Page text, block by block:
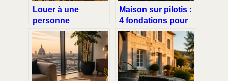
Louer à une
personne
handicapée : les
avantages concrets
pour la rentabilité et
la stabilité de votre
investissement
Maison sur pilotis :
4 fondations pour
bâtir sur un terrain
difficile sans
compromis